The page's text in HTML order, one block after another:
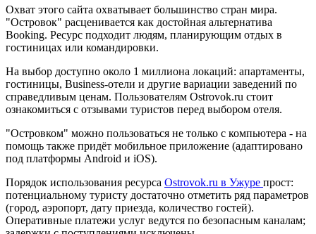
Охват этого сайта охватывает большинство стран мира.
"Островок" расценивается как достойная альтернатива
Booking. Ресурс подходит людям, планирующим отдых в
гостиницах или командировки.
На выбор доступно около 1 миллиона локаций: апартаменты,
гостиницы, Business-отели и другие вариации заведений по
справедливым ценам. Пользователям Ostrovok.ru стоит
ознакомиться с отзывами туристов перед выбором отеля.
"Островком" можно пользоваться не только с компьютера - на
помощь также придёт мобильное приложение (адаптировано
под платформы Android и iOS).
Порядок использования ресурса Ostrovok.ru в Ужуре прост:
потенциальному туристу достаточно отметить ряд параметров
(город, аэропорт, дату приезда, количество гостей).
Оперативные платежи услуг ведутся по безопасным каналам;